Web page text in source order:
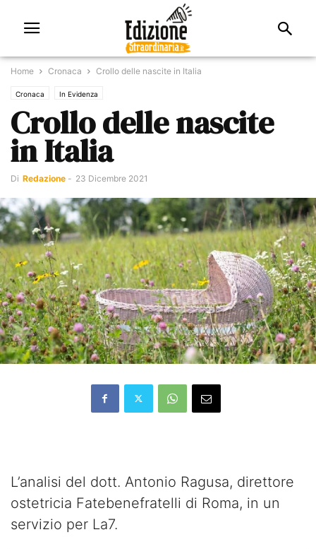
Home Cronaca Crollo delle nascite in Italia
Cronaca In Evidenza
Crollo delle nascite
in Italia
Di Redazione - 23 Dicembre 2021
L’analisi del dott. Antonio Ragusa, direttore
ostetricia Fatebenefratelli di Roma, in un
servizio per La7.